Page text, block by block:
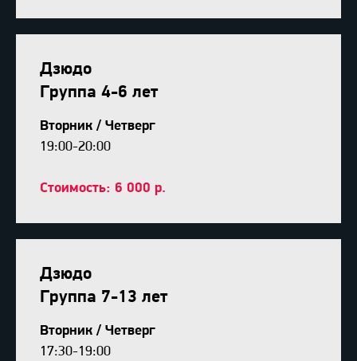
Дзюдо
Группа 4-6 лет
Вторник / Четверг
19:00-20:00
Стоимость: 6 000 р.
Дзюдо
Группа 7-13 лет
Вторник / Четверг
17:30-19:00